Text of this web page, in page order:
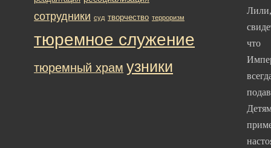
Лили,
что
сотрудники суд творчество терроризм
тюремное служение
тюремный храм узники